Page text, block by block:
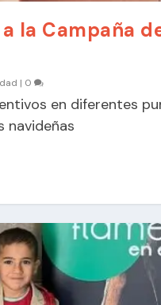
la Campaña
| 0
en diferentes
navideñas